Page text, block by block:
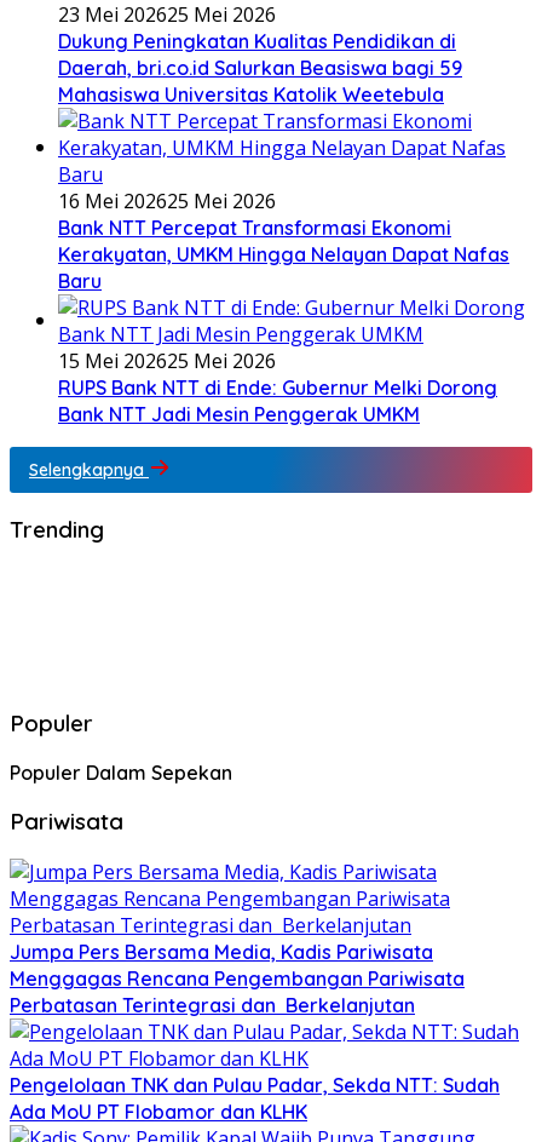
23 Mei 202625 Mei 2026
Dukung Peningkatan Kualitas Pendidikan di
Daerah, bri.co.id Salurkan Beasiswa bagi 59
Mahasiswa Universitas Katolik Weetebula
16 Mei 202625 Mei 2026
Bank NTT Percepat Transformasi Ekonomi
Kerakyatan, UMKM Hingga Nelayan Dapat Nafas
Baru
15 Mei 202625 Mei 2026
RUPS Bank NTT di Ende: Gubernur Melki Dorong
Bank NTT Jadi Mesin Penggerak UMKM
Selengkapnya
Trending
Populer
Populer Dalam Sepekan
Pariwisata
Jumpa Pers Bersama Media, Kadis Pariwisata
Menggagas Rencana Pengembangan Pariwisata
Perbatasan Terintegrasi dan Berkelanjutan
Pengelolaan TNK dan Pulau Padar, Sekda NTT: Sudah
Ada MoU PT Flobamor dan KLHK